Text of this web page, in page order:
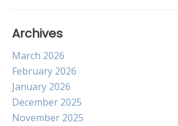
Archives
March 2026
February 2026
January 2026
December 2025
November 2025